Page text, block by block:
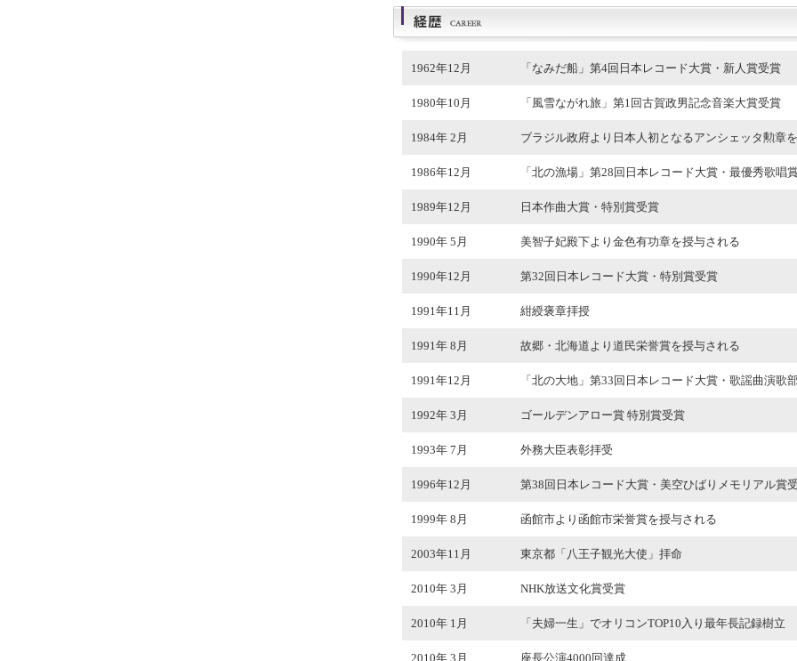
1962年12月 「なみだ船」第4回日本レコード大賞・新人賞受賞
1980年10月 「風雪ながれ旅」第1回古賀政男記念音楽大賞受賞
1984年 2月 ブラジル政府より日本人初となるアンシェッタ勲章
1986年12月 「北の漁場」第28回日本レコード大賞・最優秀歌唱
1989年12月 日本作曲大賞・特別賞受賞
1990年 5月 美智子妃殿下より金色有功章を授与される
1990年12月 第32回日本レコード大賞・特別賞受賞
1991年11月 紺綬褒章拝授
1991年 8月 故郷・北海道より道民栄誉賞を授与される
1991年12月 「北の大地」第33回日本レコード大賞・歌謡曲演歌
1992年 3月 ゴールデンアロー賞 特別賞受賞
1993年 7月 外務大臣表彰拝受
1996年12月 第38回日本レコード大賞・美空ひばりメモリアル賞
1999年 8月 函館市より函館市栄誉賞を授与される
2003年11月 東京都「八王子観光大使」拝命
2010年 3月 NHK放送文化賞受賞
2010年 1月 「夫婦一生」でオリコンTOP10入り最年長記録樹立
2010年 3月 座長公演4000回達成